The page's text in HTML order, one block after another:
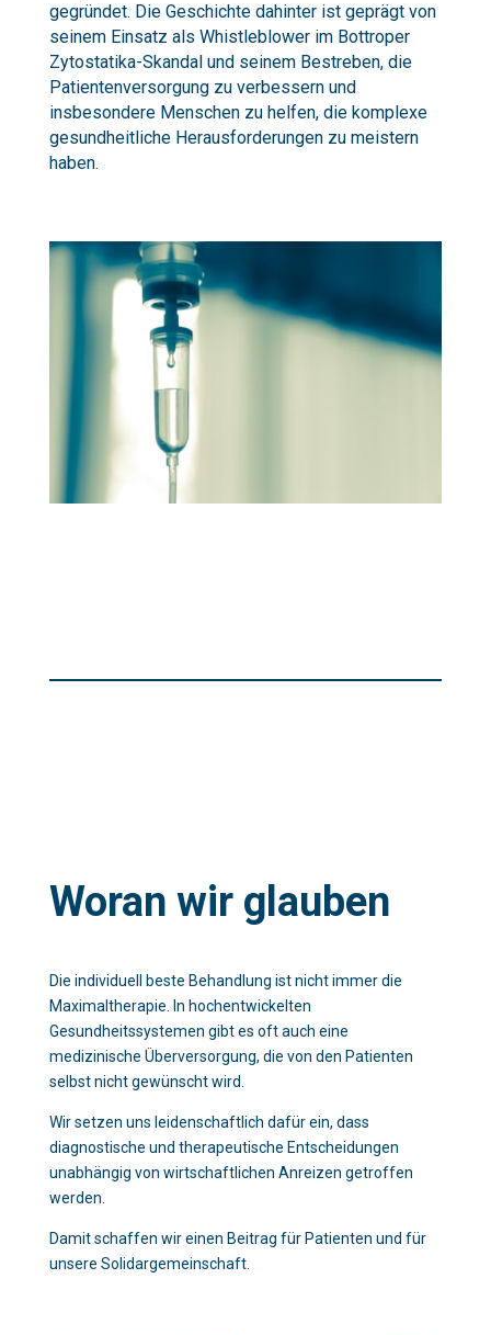
gegründet. Die Geschichte dahinter ist geprägt von
seinem Einsatz als Whistleblower im Bottroper
Zytostatika-Skandal und seinem Bestreben, die
Patientenversorgung zu verbessern und
insbesondere Menschen zu helfen, die komplexe
gesundheitliche Herausforderungen zu meistern
haben.
Woran wir glauben
Die individuell beste Behandlung ist nicht immer die
Maximaltherapie. In hochentwickelten
Gesundheitssystemen gibt es oft auch eine
medizinische Überversorgung, die von den Patienten
selbst nicht gewünscht wird.
Wir setzen uns leidenschaftlich dafür ein, dass
diagnostische und therapeutische Entscheidungen
unabhängig von wirtschaftlichen Anreizen getroffen
werden.
Damit schaffen wir einen Beitrag für Patienten und für
unsere Solidargemeinschaft.